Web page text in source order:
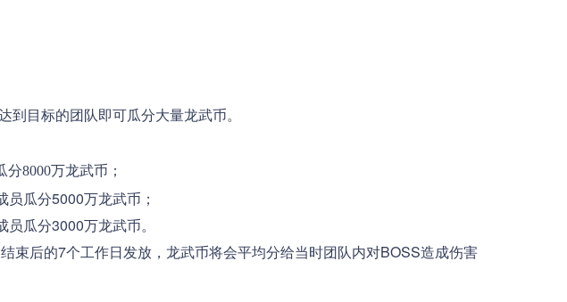
目标的团队即可瓜分大量龙武币。
8000万龙武币；
瓜分5000万龙武币；
瓜分3000万龙武币。
后的7个工作日发放，龙武币将会平均分给当时团队内对BOSS造成伤害